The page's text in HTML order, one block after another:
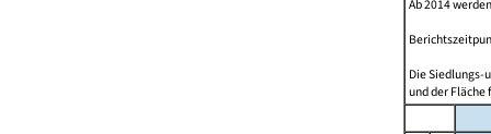
Ab 2014
Die Siedlungs-
und der Fläche